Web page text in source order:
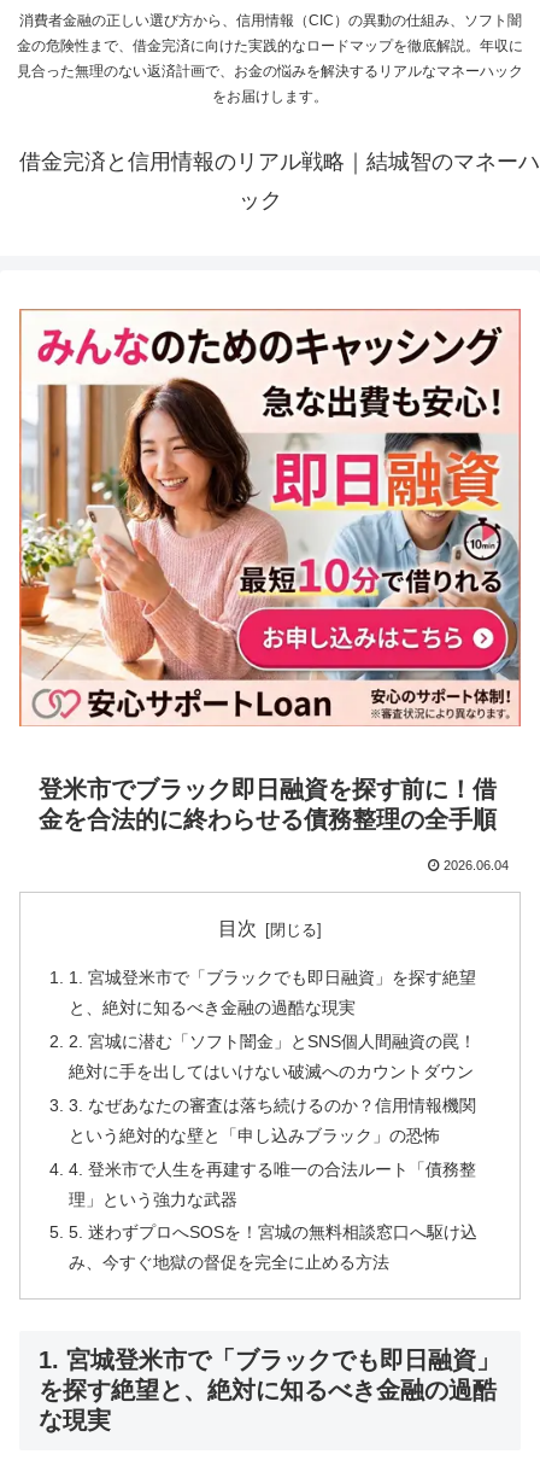
消費者金融の正しい選び方から、信用情報（CIC）の異動の仕組み、ソフト闇
金の危険性まで、借金完済に向けた実践的なロードマップを徹底解説。年収に
見合った無理のない返済計画で、お金の悩みを解決するリアルなマネーハック
をお届けします。
借金完済と信用情報のリアル戦略｜結城智のマネーハ
ック
登米市でブラック即日融資を探す前に！借
金を合法的に終わらせる債務整理の全手順
2026.06.04
目次
1. 宮城登米市で「ブラックでも即日融資」を探す絶望
と、絶対に知るべき金融の過酷な現実
2. 宮城に潜む「ソフト闇金」とSNS個人間融資の罠！
絶対に手を出してはいけない破滅へのカウントダウン
3. なぜあなたの審査は落ち続けるのか？信用情報機関
という絶対的な壁と「申し込みブラック」の恐怖
4. 登米市で人生を再建する唯一の合法ルート「債務整
理」という強力な武器
5. 迷わずプロへSOSを！宮城の無料相談窓口へ駆け込
み、今すぐ地獄の督促を完全に止める方法
1. 宮城登米市で「ブラックでも即日融資」
を探す絶望と、絶対に知るべき金融の過酷
な現実